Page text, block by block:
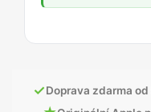
✓Doprava zdarma od